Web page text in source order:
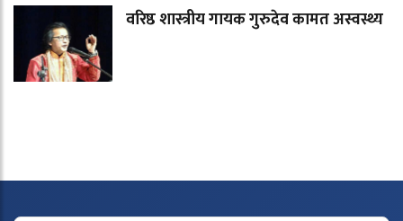
वरिष्ठ शास्त्रीय गायक गुरुदेव कामत अस्वस्थ्य